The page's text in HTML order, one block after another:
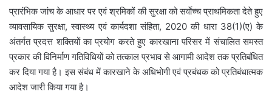
प्रारंभिक जांच के आधार पर एवं श्रमिकों की सुरक्षा को सर्वाेच्च प्राथमिकता देते हुए
व्यावसायिक सुरक्षा, स्वास्थ्य एवं कार्यदशा संहिता, 2020 की धारा 38(1)(ए) के
अंतर्गत प्रदत्त शक्तियों का प्रयोग करते हुए कारखाना परिसर में संचालित समस्त
प्रकार की विनिर्माण गतिविधियों को तत्काल प्रभाव से आगामी आदेश तक प्रतिबंधित
कर दिया गया है। इस संबंध में कारखाने के अधिभोगी एवं प्रबंधक को प्रतिबंधात्मक
आदेश जारी किया गया है।